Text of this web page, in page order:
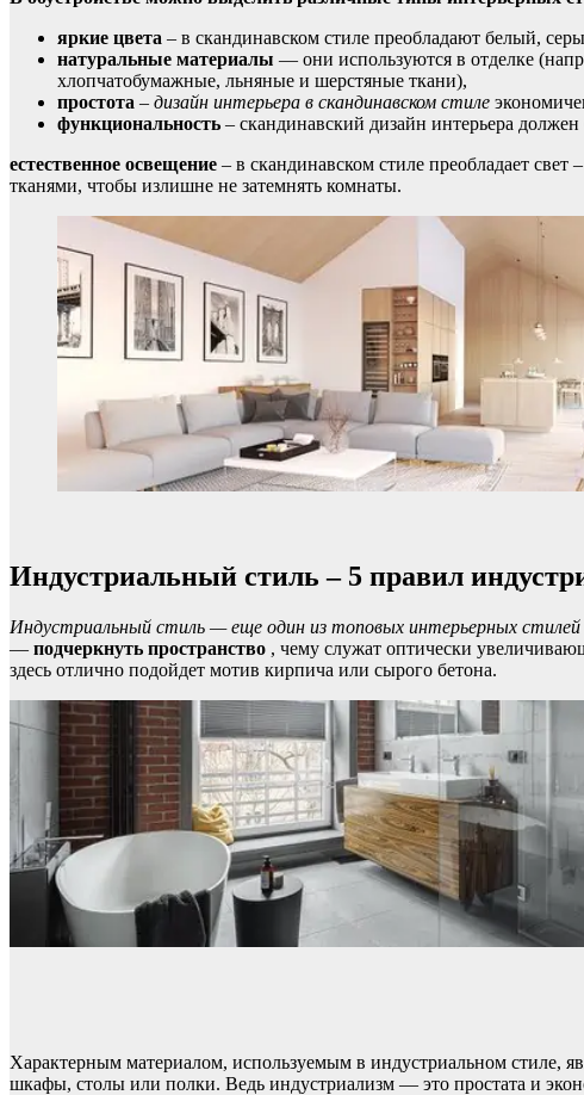
яркие цвета – в скандинавском стиле преобладают белый,
натуральные материалы — они используются в отделке
хлопчатобумажные, льняные и шерстяные ткани),
простота – дизайн интерьера в скандинавском стиле
функциональность – скандинавский дизайн интерьера
естественное освещение – в скандинавском стиле преобладает
тканями, чтобы излишне не затемнять комнаты.
Индустриальный стиль – 5 правил
Индустриальный стиль — еще один из топовых интерьерных стилей
— подчеркнуть пространство , чему служат оптически
здесь отлично подойдет мотив кирпича или сырого бетона.
Характерным материалом, используемым в индустриальном стиле,
шкафы, столы или полки. Ведь индустриализм — это простата и